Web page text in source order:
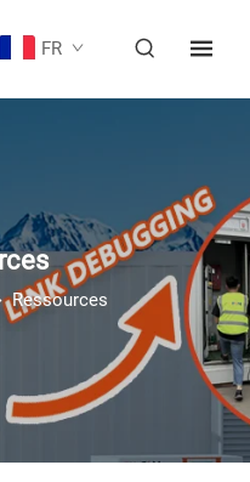
FR
Ressources